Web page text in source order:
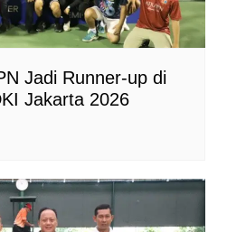
Jadi Runner-up di
Jakarta 2026